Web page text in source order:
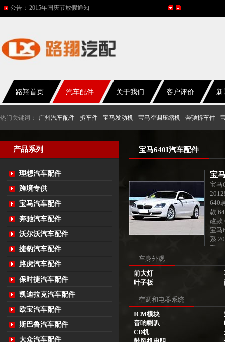
公告： 网站改版
2017年春节放假通知
2015年国庆节放假通知
路翔首页 汽车配件 关于我们 客户评价
热门关键词： 广州汽车配件 拆车件 宝马发动机 宝马空调压缩机 奔驰拆车件
产品系列
理想汽车配件
跨境专供
宝马汽车配件
奔驰汽车配件
沃尔沃汽车配件
捷豹汽车配件
路虎汽车配件
保时捷汽车配件
凯迪拉克汽车配件
欧宝汽车配件
斯巴鲁汽车配件
大众汽车配件
宝马640I汽车配件
宝
宝马
640i
款
改款
宝马
系
系
车身外观
前大灯
叶子板
空调和电器系统
ICM模块
音响喇叭
CD机